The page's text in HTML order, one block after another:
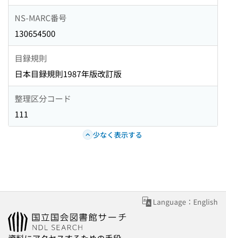
NS-MARC番号
130654500
目録規則
日本目録規則1987年版改訂版
整理区分コード
111
少なく表示する
Language：English